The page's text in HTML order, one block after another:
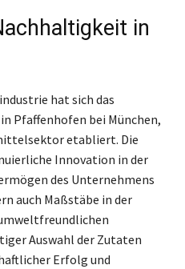
in
hat sich das
Pfaffenhofen bei München,
etabliert. Die
Innovation in der
des Unternehmens
auch Maßstäbe in der
Auswahl der Zutaten
Erfolg und